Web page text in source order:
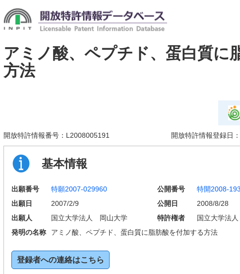
アミノ酸、ペプチド、蛋白質に
方法
開放特許情報番号： L2008005191 開放特許情報登録日：
基本情報
出願番号 特願2007-029960 公開番号 特開2008-
出願日
2007/2/9 公開日
2008/8/28
出願人
国立大学法人 岡山大学 特許権者 国立大学法
発明の名称
アミノ酸、ペプチド、蛋白質に脂肪酸を付加する方法
登録者への連絡はこちら